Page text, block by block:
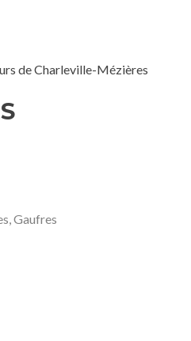
de Charleville-Mézières
Gaufres